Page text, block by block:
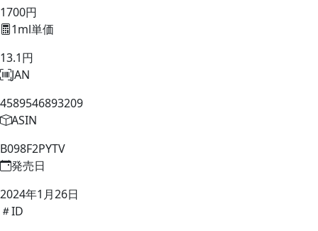
1700円
1ml単価
13.1円
JAN
4589546893209
ASIN
B098F2PYTV
発売日
2024年1月26日
ID